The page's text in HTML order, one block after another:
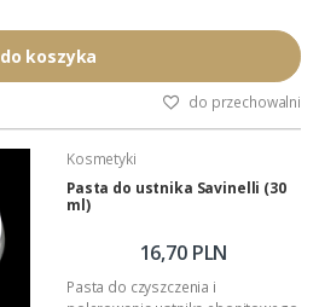
opakowanie.
do koszyka
do przechowalni
Kosmetyki
Pasta do ustnika Savinelli (30
ml)
16,70 PLN
Pasta do czyszczenia i